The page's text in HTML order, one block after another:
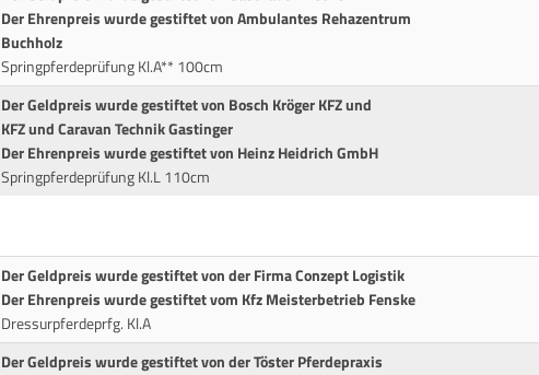
Der Ehrenpreis wurde gestiftet von Ambulantes Rehazentrum
Buchholz
Springpferdeprüfung Kl.A** 100cm
Der Geldpreis wurde gestiftet von Bosch Kröger KFZ und
KFZ und Caravan Technik Gastinger
Der Ehrenpreis wurde gestiftet von Heinz Heidrich GmbH
Springpferdeprüfung Kl.L 110cm
Der Geldpreis wurde gestiftet von der Firma Conzept Logistik
Der Ehrenpreis wurde gestiftet vom Kfz Meisterbetrieb Fenske
Dressurpferdeprfg. Kl.A
Der Geldpreis wurde gestiftet von der Töster Pferdepraxis